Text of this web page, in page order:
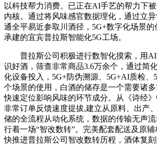
以科技帮力消费。已正在AI手艺的帮力下
内核。通过将风味感官数据理化，通过立
通全平易近参取川酒径，5G+数字化场景的
承建的宜宾普拉斯智能化5G工场。
普拉斯公司积极进行数智化摸索，用AI
识好酒，筛查非常商品3.6万余个，通过简
化设备投入，5G+防伪溯源、5G+AI质检、
个场景的使用，白酒的储存是一个需要诸多
快速定位影响风味的环节成分。从《诗经》
非常订单反馈速度提拔,建立从原料、出产
储的全流程从动化系统，数据的传输无声
行着一场“智改数转”。完美配套配送及原
快推进普拉斯公司智改数转历程，酒体复